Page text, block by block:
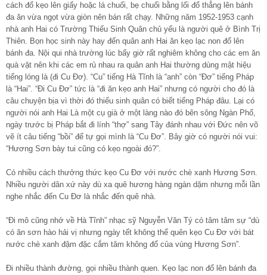
cách đổ kẹo lên giấy hoặc lá chuối, bẹ chuối bằng lối đổ thẳng lên bánh
đa ăn vừa ngọt vừa giòn nên bán rất chạy. Những năm 1952-1953 cạnh
nhà anh Hai có Trường Thiếu Sinh Quân chủ yếu là người quê ở Bình Trị
Thiên. Bọn học sinh này hay đến quân anh Hai ăn kẹo lạc non đổ lên
bánh đa. Nội qui nhà trường lúc bấy giờ rất nghiêm không cho các em ăn
quà vặt nên khi các em rủ nhau ra quân anh Hai thường dùng mật hiệu
tiếng lóng là (đi Cu Đơ). “Cu” tiếng Hà Tĩnh là “anh” còn “Đơ” tiếng Pháp
là “Hai”. “Đi Cu Đơ” tức là “đi ăn kẹo anh Hai” nhưng có người cho đó là
câu chuyện bịa vì thời đó thiếu sinh quân có biết tiếng Pháp đâu. Lại có
người nói anh Hai Là một cụ già ở một làng nào đó bên sông Ngàn Phố,
ngày trước bị Pháp bắt đi lính “thợ” sang Tây đánh nhau với Đức nên võ
vẽ ít câu tiếng “bồi” để tự gọi mình là “Cu Đơ”. Bây giờ có người nói vui:
“Hương Sơn bày tui cũng có kẹo ngoài đó?”.
Có nhiều cách thưởng thức kẹo Cu Đơ với nước chè xanh Hương Sơn.
Nhiều người dân xứ này dù xa quê hương hàng ngàn dặm nhưng mỗi lần
nghe nhắc đến Cu Đơ là nhắc đến quê nhà.
“Đi mô cũng nhớ về Hà Tĩnh” nhạc sỹ Nguyễn Văn Tý có tâm tâm sự “dù
có ăn sơn hào hải vị nhưng ngày tết không thể quên kẹo Cu Đơ với bát
nước chè xanh đậm đặc cắm tăm không đổ của vùng Hương Sơn”.
Đi nhiều thành đường, gọi nhiều thành quen. Kẹo lạc non đổ lên bánh đa